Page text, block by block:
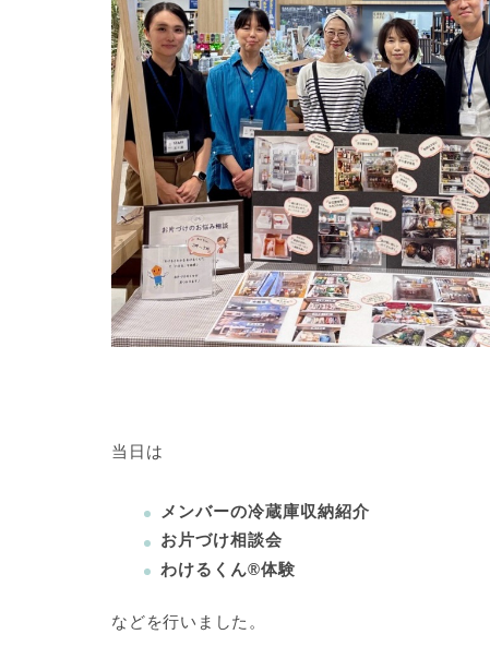
当日は
メンバーの冷蔵庫収納紹介⁣
お片づけ相談会⁣
わけるくん®体験⁣
などを行いました。⁣